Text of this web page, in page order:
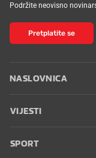
Podržite neovisno
Pretplatite se
NASLOVNICA
VIJESTI
SPORT